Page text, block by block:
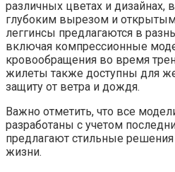
различных цветах и дизайнах,
глубоким вырезом и
леггинсы предлагаются в
включая компрессионные
кровообращения во время
жилеты также доступны для
защиту от ветра и дождя.
Важно отметить, что все
разработаны с учетом
предлагают стильные решения
жизни.